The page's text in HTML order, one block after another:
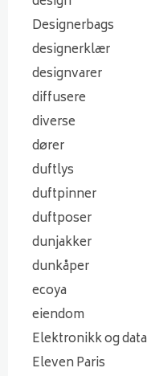
Designerbags
designerklær
designvarer
diffusere
diverse
dører
duftlys
duftpinner
duftposer
dunjakker
dunkåper
ecoya
eiendom
Elektronikk og data
Eleven Paris